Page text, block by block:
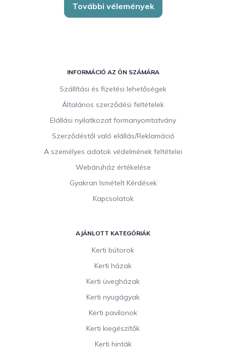
További vélemények
INFORMÁCIÓ AZ ÖN SZÁMÁRA
Szállítási és fizetési lehetőségek
Általános szerződési feltételek
Elállási nyilatkozat formanyomtatvány
Szerződéstől való elállás/Reklamáció
A személyes adatok védelmének feltételei
Webáruház értékelése
Gyakran Ismételt Kérdések
Kapcsolatok
AJÁNLOTT KATEGÓRIÁK
Kerti bútorok
Kerti házak
Kerti üvegházak
Kerti nyugágyak
Kerti pavilonok
Kerti kiegészítők
Kerti hinták